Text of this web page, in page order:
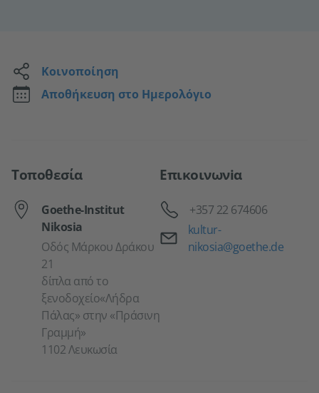
Κοινοποίηση
Αποθήκευση στο Ημερολόγιο
Τοποθεσία
Goethe-Institut
Nikosia
Οδός Μάρκου Δράκου
21
δίπλα από το
ξενοδοχείο«Λήδρα
Πάλας» στην «Πράσινη
Γραμμή»
1102 Λευκωσία
Επικοινωνiα
Τηλέφωνο
+357 22 674606
Email
kultur-
nikosia@goethe.de